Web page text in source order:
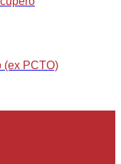
(ex PCTO)